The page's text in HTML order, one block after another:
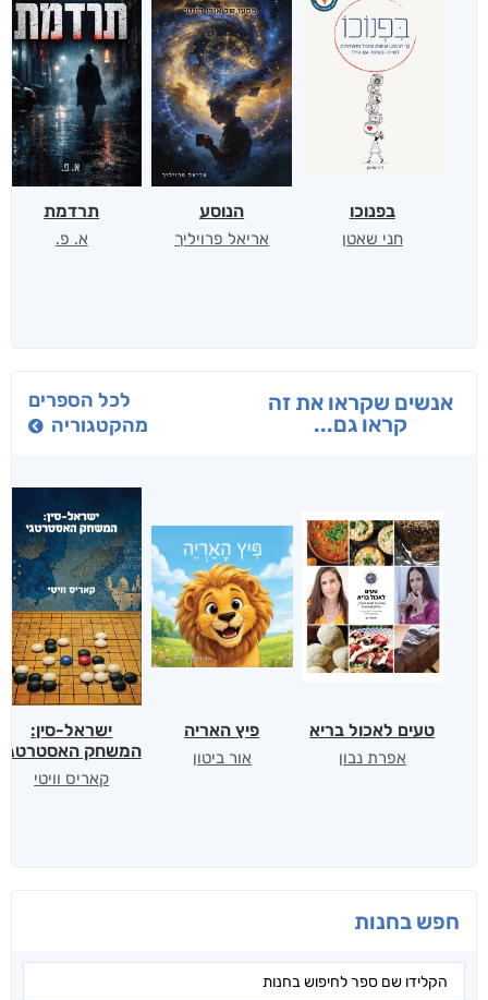
חפש בחנות
בפנוכו
חני שאטן
הנוסע
אריאל פרויליך
תרדמת
א. פ.
אנשים שקראו את זה
קראו גם...
לכל הספרים
מהקטגוריה
טעים לאכול בריא
אפרת נבון
פיץ האריה
אור ביטון
ישראל-סין:
המשחק האסטרטגי
קאריס וויטי